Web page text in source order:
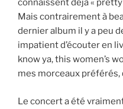
connaissent déjà «
Mais contrairement à
dernier album il y a peu
impatient d’écouter en
know ya, this women’s
mes morceaux préférés,
Le concert a été